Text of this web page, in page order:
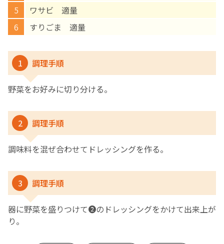
ワサビ 適量
すりごま 適量
1 調理手順
野菜をお好みに切り分ける。
2 調理手順
調味料を混ぜ合わせてドレッシングを作る。
3 調理手順
器に野菜を盛りつけて❷のドレッシングをかけて出来上が
り。